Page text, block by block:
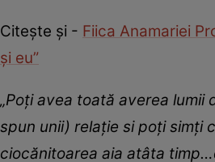
Citește și - Fiica Anamariei
și eu”
„Poți avea toată averea lumii
spun unii) relație si poți simți
ciocănitoarea aia atâta